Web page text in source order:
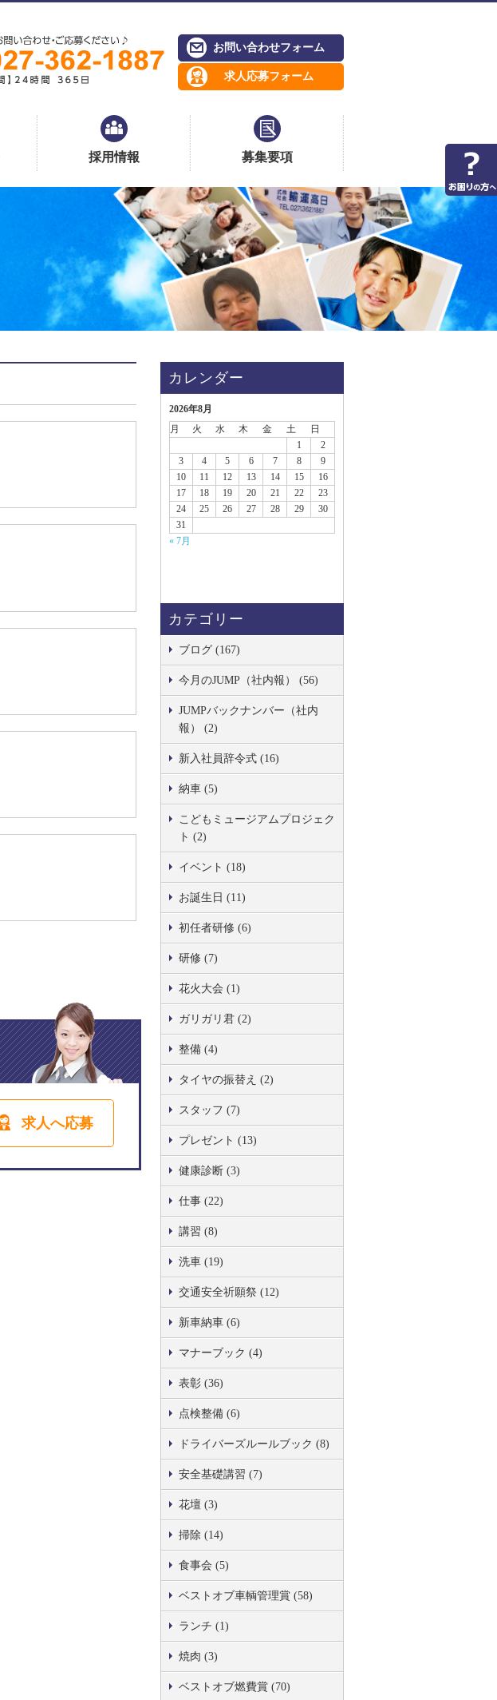
お問い合わせフォーム
求人応募フォーム
採用情報 募集要項
求人へ応募
カレンダー
2026年8月
月
火 水 木 金 土
日
1
2
3
4 5 6 7 8
9
10
11 12 13 14 15
16
17
18 19 20 21 22
23
24
25 26 27 28 29
30
31
« 7月
カテゴリー
ブログ (167)
今月のJUMP（社内報） (56)
JUMPバックナンバー（社内
報） (2)
新入社員辞令式 (16)
納車 (5)
こどもミュージアムプロジェク
ト (2)
イベント (18)
お誕生日 (11)
初任者研修 (6)
研修 (7)
花火大会 (1)
ガリガリ君 (2)
整備 (4)
タイヤの振替え (2)
スタッフ (7)
プレゼント (13)
健康診断 (3)
仕事 (22)
講習 (8)
洗車 (19)
交通安全祈願祭 (12)
新車納車 (6)
マナーブック (4)
表彰 (36)
点検整備 (6)
ドライバーズルールブック (8)
安全基礎講習 (7)
花壇 (3)
掃除 (14)
食事会 (5)
ベストオブ車輌管理賞 (58)
ランチ (1)
焼肉 (3)
ベストオブ燃費賞 (70)